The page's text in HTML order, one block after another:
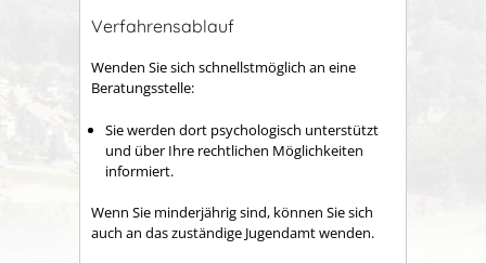
Verfahrensablauf
Wenden Sie sich schnellstmöglich an eine
Beratungsstelle:
Sie werden dort psychologisch unterstützt
und über Ihre rechtlichen Möglichkeiten
informiert.
Wenn Sie minderjährig sind, können Sie sich
auch an das zuständige Jugendamt wenden.